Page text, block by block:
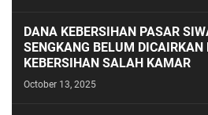
DANA KEBERSIHAN PASAR
SENGKANG BELUM DICAIRKAN
KEBERSIHAN SALAH KAMAR
October 13, 2025